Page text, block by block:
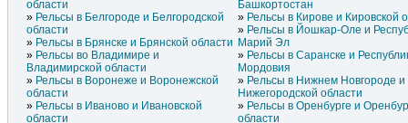
области
Рельсы в Белгороде и Белгородской
области
Рельсы в Брянске и Брянской области
Рельсы во Владимире и
Владимирской области
Рельсы в Воронеже и Воронежской
области
Рельсы в Иваново и Ивановской
области
Башкортостан
Рельсы в Кирове и Кировской
Рельсы в Йошкар-Оле и
Марий Эл
Рельсы в Саранске и
Мордовия
Рельсы в Нижнем Новгороде и
Нижегородской области
Рельсы в Оренбурге и
области